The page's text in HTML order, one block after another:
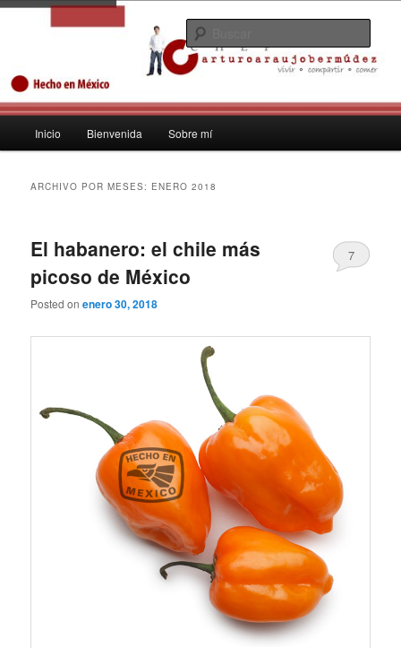
Ir
Ir
Arturo Araujo Bermúdez Huye de
Cancún empresario chef para
expandir gastronomía mexicana
2013
No soñaba con ser empresario, no… yo soñaba con ser Chef
principal
Inicio Bienvenida Sobre mí
ARCHIVO POR MESES: ENERO 2018
El habanero: el chile más
picoso de México
Posted onenero 30, 2018
7